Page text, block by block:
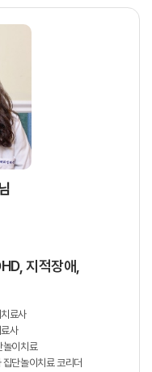
지적장애,
료사
사
놀이치료
단놀이치료 코리더